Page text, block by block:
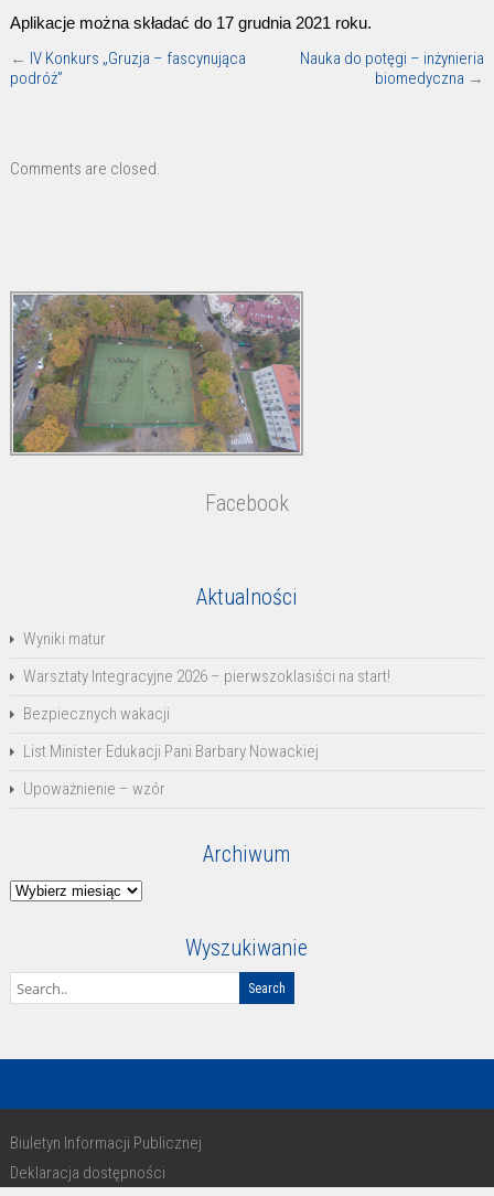
Aplikacje można składać do 17 grudnia 2021 roku.
← IV Konkurs „Gruzja – fascynująca
podróż”
Nauka do potęgi – inżynieria
biomedyczna →
Comments are closed.
Facebook
Aktualności
Wyniki matur
Warsztaty Integracyjne 2026 – pierwszoklasiści na start!
Bezpiecznych wakacji
List Minister Edukacji Pani Barbary Nowackiej
Upoważnienie – wzór
Archiwum
Archiwum
Wyszukiwanie
Biuletyn Informacji Publicznej
Deklaracja dostępności